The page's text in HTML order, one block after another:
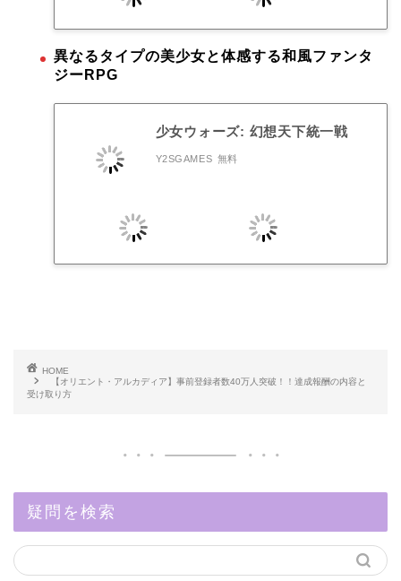
異なるタイプの美少女と体感する和風ファンタ
ジーRPG
少女ウォーズ: 幻想天下統一戦
Y2SGAMES 無料
HOME
【オリエント・アルカディア】事前登録者数40万人突破！！達成報酬の内容と
受け取り方
疑問を検索